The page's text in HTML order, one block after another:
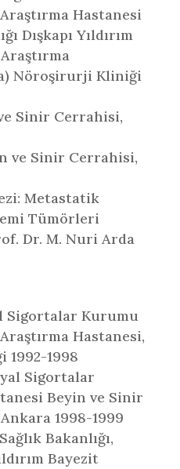
Hastanesi
Dışkapı Yıldırım
Nöroşirurji Kliniği
Sinir Cerrahisi,
ve Sinir Cerrahisi,
Metastatik
Tümörleri
Dr. M. Nuri Arda
Sigortalar Kurumu
Hastanesi,
1998
Sigortalar
Beyin ve Sinir
1998-1999
Bakanlığı,
Bayezit